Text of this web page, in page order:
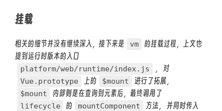
挂载
相关的细节并没有继续深入，接下来是 vm
的挂载过程，上文也
提到运行时版本的入口
platform/web/runtime/index.js ， 对
Vue.prototype 上的 $mount 进行了拓展，
$mount 内部则是在查询到元素后，最终调用了
lifecycle 的 mountComponent 方法， 并同时传入